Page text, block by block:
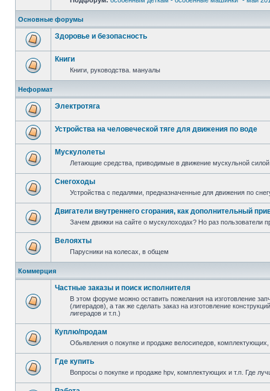
Основные форумы
Здоровье и безопасность
Книги
Книги, руководства. мануалы
Неформат
Электротяга
Устройства на человеческой тяге для движения по воде
Мускулолеты
Летающие средства, приводимые в движение мускульной силой
Снегоходы
Устройства с педалями, предназначенные для движения по
Двигатели внутреннего сгорания, как дополнительный
Зачем движки на сайте о мускулоходах? Но раз пользователи
Велояхты
Парусники на колесах, в общем
Коммерция
Частные заказы и поиск исполнителя
В этом форуме можно оставить пожелания на изготовление
(лигерадов), а так же сделать заказ на изготовление
лигерадов и т.п.)
Куплю/продам
Обьявления о покупке и продаже велосипедов,
Где купить
Вопросы о покупке и продаже hpv, комплектующих и т.п. Где